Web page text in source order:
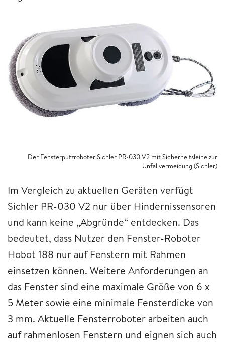
Der Fensterputzroboter Sichler PR-030 V2 mit Sicherheitsleine zur
Unfallvermeidung (Sichler)
Im Vergleich zu aktuellen Geräten verfügt
Sichler PR-030 V2 nur über Hindernissensoren
und kann keine „Abgründe“ entdecken. Das
bedeutet, dass Nutzer den Fenster-Roboter
Hobot 188 nur auf Fenstern mit Rahmen
einsetzen können. Weitere Anforderungen an
das Fenster sind eine maximale Größe von 6 x
5 Meter sowie eine minimale Fensterdicke von
3 mm. Aktuelle Fensterroboter arbeiten auch
auf rahmenlosen Fenstern und eignen sich auch